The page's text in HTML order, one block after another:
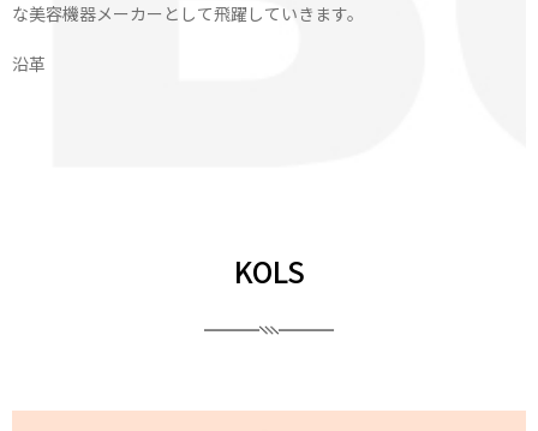
な美容機器メーカーとして飛躍していきます。
沿革
KOLS